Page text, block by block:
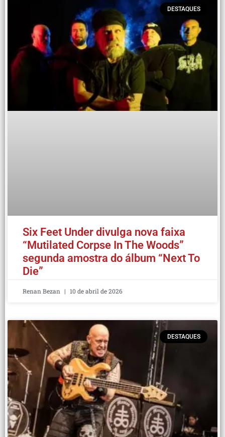
DESTAQUES
Six Feet Under divulga nova faixa
“Mutilated Corpse In The Woods”
segunda amostra do álbum “Next To
Die”
Renan Bezan 10 de abril de 2026
DESTAQUES